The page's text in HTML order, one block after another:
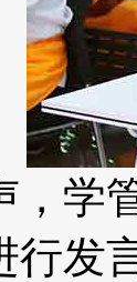
，学
行发